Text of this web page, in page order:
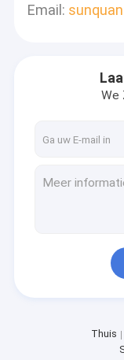
Email:
We
Thuis